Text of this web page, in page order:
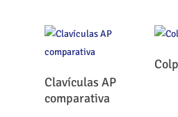
Leer Más
Clavículas AP
comparativa